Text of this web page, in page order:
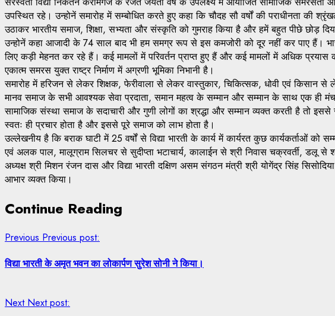
उपस्थित रहे। उन्होनें समारोह में सम्बोधित करते हुए कहा कि चौदह सौ वर्षों की पराधीनता
उठाकर भारतीय समाज, शिक्षा, सभ्यता और संस्कृति को गुमराह किया है और हमें बहुत पीछे छोड़
उन्होनें कहा आजादी के 74 साल बाद भी हम समग्र रूप से इस कमजोरी को दूर नहीं कर पाए
लिए कड़ी मेहनत कर रहे हैं। कई मामलों में परिवर्तन प्राप्त हुए हैं और कई मामलों में अधिक
एकात्म समरस युक्त राष्ट्र निर्माण में अग्रणी भूमिका निभानी है।
समारोह में हरिजन से लेकर शिक्षक, फेरीवाला से लेकर वास्तुकार, चिकित्सक, धोवी एवं किसान से
मानव समाज के सभी आवश्यक सेवा प्रदाता, समान महत्व के सम्मान और सम्मान के साथ एक ही
सामाजिक संस्था समाज के सदाचारी और गुणी लोगों का श्रद्धा और सम्मान व्यक्त करती है तो
स्वतः ही प्रचार होता है और इससे पूरे समाज को लाभ होता है।
उल्लेखनीय है कि बराक घाटी में 25 वर्षों से विद्या भारती के कार्य में कार्यरत कुछ कार्यकर्ताओं
एवं अलक पाल, मालूग्राम सिलचर से सुदीप्ता भटाचार्य, कालाईन से श्री निवास चक्रवर्ती, डलू से
अध्यक्ष श्री मिशन रंजन दास और विद्या भारती दक्षिण असम संगठन मंत्री श्री योगेंद्र सिंह
आभार व्यक्त किया।
Continue Reading
Previous Previous post:
विद्या भारती के अमृत भवन का लोकार्पण सुरेश सोनी ने किया।
Next Next post: